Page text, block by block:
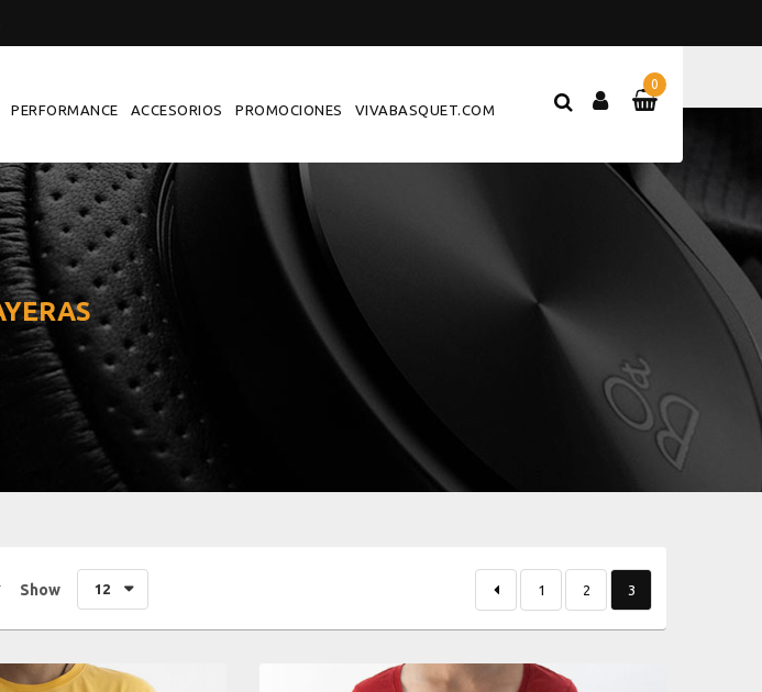
PERFORMANCE ACCESORIOS PROMOCIONES VIVABASQUET.COM
0
Show 12 1 2 3